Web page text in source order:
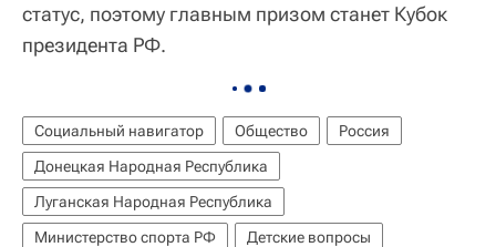
статус, поэтому главным призом станет Кубок
президента РФ.
Социальный навигатор Общество
Россия
Донецкая Народная Республика
Луганская Народная Республика
Министерство спорта РФ
Детские вопросы